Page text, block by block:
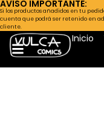
AVISO IMPORTANTE:
Si los productos añadidos en tu
cuenta que podrá ser retenido en
cliente.
Inicio